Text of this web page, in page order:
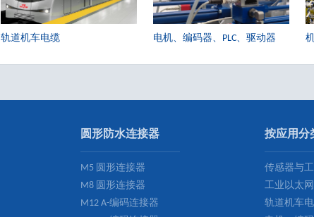
轨道机车电缆 电机、编码器、PLC、驱动器
圆形防水连接器
M5 圆形连接器
M8 圆形连接器
M12 A-编码连接器
按应用分
传感器与
工业以太
轨道机车